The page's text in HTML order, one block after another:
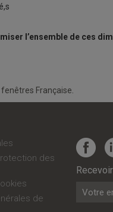
l’ensemble de ces
Française